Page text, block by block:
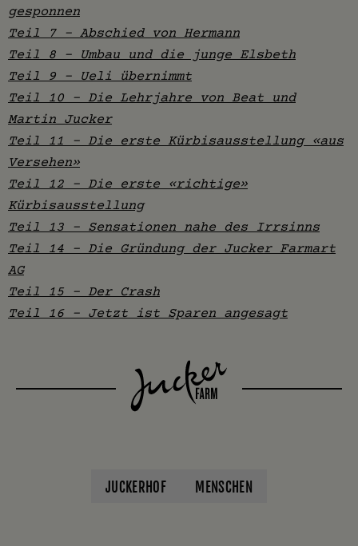
gesponnen
Teil 7 - Abschied von Hermann
Teil 8 - Umbau und die junge Elsbeth
Teil 9 - Ueli übernimmt
Teil 10 - Die Lehrjahre von Beat und
Martin Jucker
Teil 11 - Die erste Kürbisausstellung «aus
Versehen»
Teil 12 - Die erste «richtige»
Kürbisausstellung
Teil 13 - Sensationen nahe des Irrsinns
Teil 14 - Die Gründung der Jucker Farmart
AG
Teil 15 - Der Crash
Teil 16 - Jetzt ist Sparen angesagt
JUCKERHOF MENSCHEN